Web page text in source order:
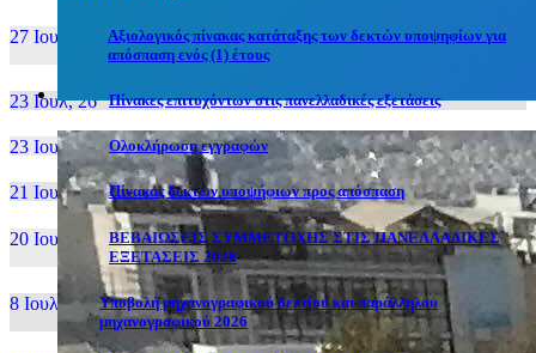
27 Ιουν, 26
Αξιολογικός πίνακας κατάταξης των δεκτών υποψηφίων για
απόσπαση ενός (1) έτους
23 Ιουλ, 26 Πίνακες επιτυχόντων στις πανελλαδικές εξετάσεις
23 Ιουλ, 26 Ολοκλήρωση εγγραφών
21 Ιουλ, 26 Πίνακας δεκτών υποψήφιων προς απόσπαση
20 Ιουλ, 26
ΒΕΒΑΙΩΣΕΙΣ ΣΥΜΜΕΤΟΧΗΣ ΣΤΙΣ ΠΑΝΕΛΛΑΔΙΚΕΣ
ΕΞΕΤΑΣΕΙΣ 2026
8 Ιουλ, 26
Υποβολή μηχανογραφικού δελτίου και παράλληλου
μηχανογραφικού 2026